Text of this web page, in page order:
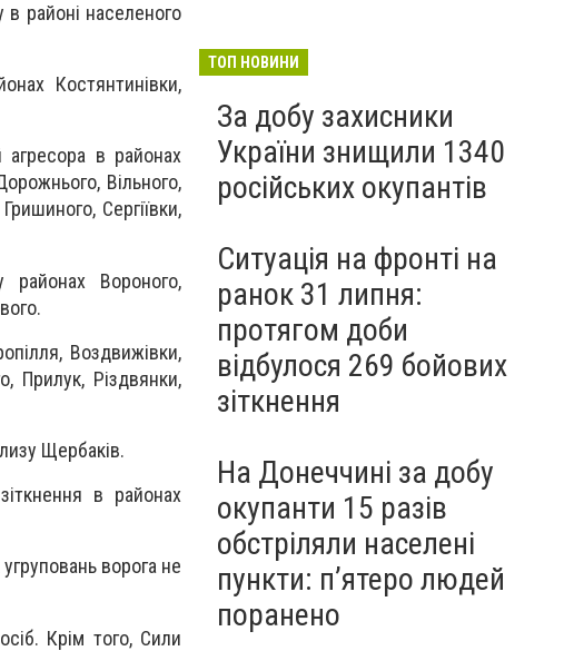
районі населеного
Костянтинівки,
в районах
Вільного,
Сергіївки,
Вороного,
Воздвижівки,
Прилук, Різдвянки,
Щербаків.
в районах
ворога не
Крім того, Сили
одна людина загинула та ще
ТОП НОВИНИ
За добу захисники
України знищили 1340
російських окупантів
Ситуація на фронті на
ранок 31 липня:
протягом доби
відбулося 269 бойових
зіткнення
На Донеччині за добу
окупанти 15 разів
обстріляли населені
пункти: пʼятеро людей
поранено